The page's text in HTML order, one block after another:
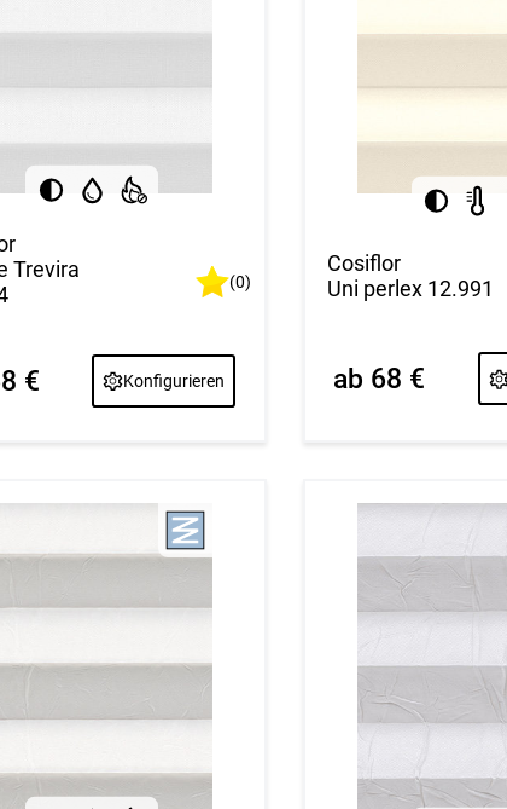
Trevira
(0)
Konfigurieren
€
Cosiflor
Uni perlex 12.991
ab 68 €